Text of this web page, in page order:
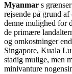
Myanmar s
rejsende på grund
denne mulighed for
de primære
og omkostninger
Singapore, Kuala
stadig mulige, men
minivanture